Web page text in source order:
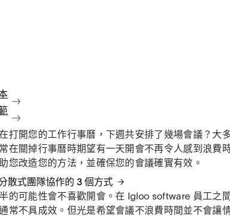
打開您的工作行事曆，下週共安排了幾場會議？大
在關掉行事曆時期望有一天開會不再令人感到浪費
您改造您的方法，並確保您的會議確實有效。
散式團隊協作的 3 個方式
的可能性會不喜歡開會。在 Igloo software 員工之
常不具成效。但光是希望會議不浪費時間並不會讓